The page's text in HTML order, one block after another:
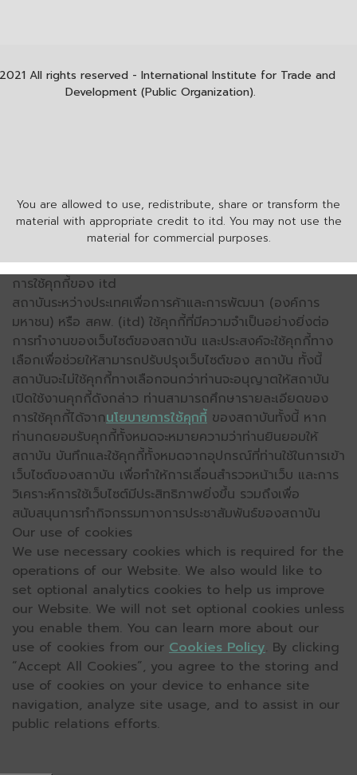
You are allowed to use, redistribute, share or transform the
material with appropriate credit to itd. You may not use the
material for commercial purposes.
All rights reserved - International Institute for Trade and
Development (Public Organization).
การใช้คุกกี้ของ itd
สถาบันระหว่างประเทศเพื่อการค้าและการพัฒนา (องค์การ
มหาชน) หรือ สคพ. (itd) ใช้คุกกี้ที่มีความจำเป็นอย่างยิ่งต่อ
การทำงานของเว็บไซต์ของสถาบัน และประสงค์จะใช้คุกกี้ทาง
เลือกเพื่อช่วยให้สามารถปรับปรุงเว็บไซต์ของ สถาบัน ทั้งนี้
สถาบันจะไม่ใช้คุกกี้ทางเลือกจนกว่าท่านจะอนุญาตให้สถาบัน
เปิดใช้งานคุกกี้ดังกล่าว ท่านสามารถศึกษารายละเอียดของ
การใช้คุกกี้ได้จากนโยบายการใช้คุกกี้ ของสถาบันทั้งนี้ หาก
ท่านกดยอมรับคุกกี้ทั้งหมดจะหมายความว่าท่านยินยอมให้
สถาบัน บันทึกและใช้คุกกี้ทั้งหมดจากอุปกรณ์ที่ท่านใช้ในการเข้า
เว็บไซต์ของสถาบัน เพื่อทำให้การเลื่อนสำรวจหน้าเว็บ และการ
วิเคราะห์การใช้เว็บไซต์มีประสิทธิภาพยิ่งขึ้น รวมถึงเพื่อ
สนับสนุนการทำกิจกรรมทางการประชาสัมพันธ์ของสถาบัน
Our use of cookies
We use necessary cookies which is required for the
operations of our Website. We also would like to
set optional analytics cookies to help us improve
our Website. We will not set optional cookies unless
you enable them. You can learn more about our
use of cookies from our Cookies Policy. By clicking
“Accept All Cookies”, you agree to the storing and
use of cookies on your device to enhance site
navigation, analyze site usage, and to assist in our
public relations efforts.